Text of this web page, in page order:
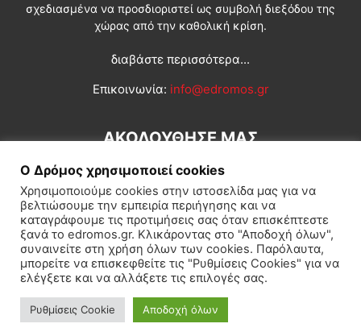
σχεδιασμένα να προσδιοριστεί ως συμβολή διεξόδου της
χώρας από την καθολική κρίση.
διαβάστε περισσότερα...
Επικοινωνία: info@edromos.gr
ΑΚΟΛΟΥΘΗΣΕ ΜΑΣ
Εγγραφή συνδρομητή Πολιτική Διεθνή Κοινωνία
Πολιτισμός Αφιερώματα
© Δρόμος της Αριστεράς
Ο Δρόμος χρησιμοποιεί cookies
Χρησιμοποιούμε cookies στην ιστοσελίδα μας για να
βελτιώσουμε την εμπειρία περιήγησης και να
καταγράφουμε τις προτιμήσεις σας όταν επισκέπτεστε
ξανά το edromos.gr. Κλικάροντας στο "Αποδοχή όλων",
συναινείτε στη χρήση όλων των cookies. Παρόλαυτα,
μπορείτε να επισκεφθείτε τις "Ρυθμίσεις Cookies" για να
ελέγξετε και να αλλάξετε τις επιλογές σας.
Ρυθμίσεις Cookie Αποδοχή όλων